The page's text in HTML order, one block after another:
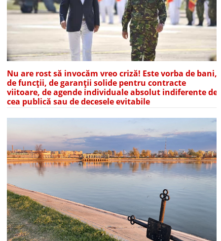
Nu are rost să invocăm vreo criză! Este vorba de bani,
de funcții, de garanții solide pentru contracte
viitoare, de agende individuale absolut indiferente de
cea publică sau de decesele evitabile